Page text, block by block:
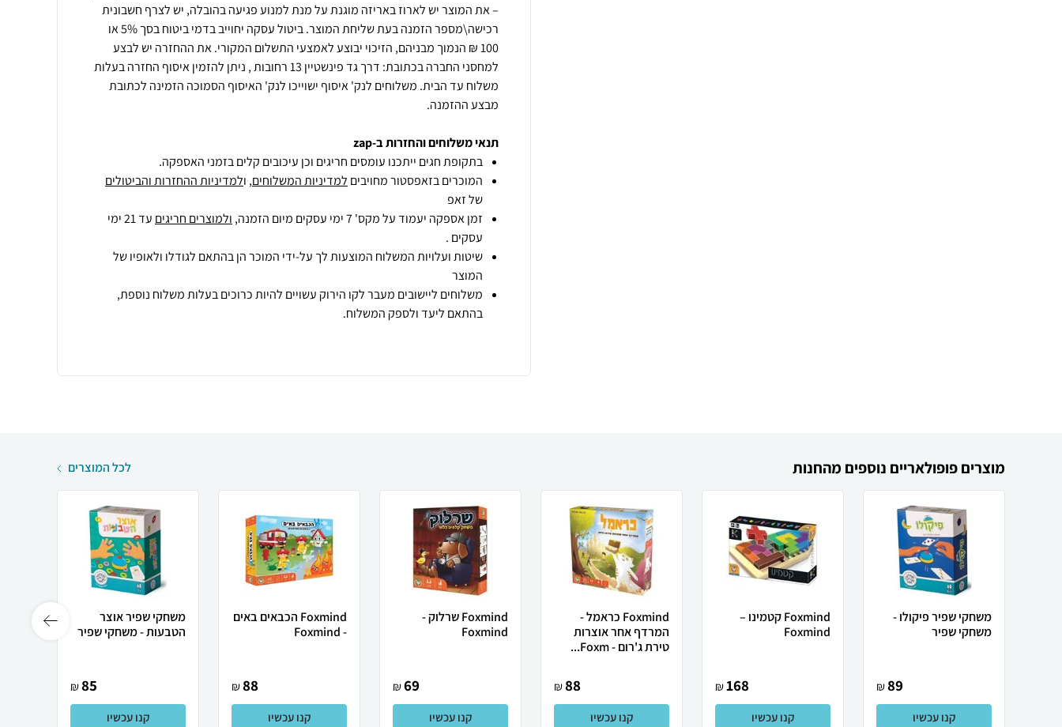
– את המוצר יש לארוז באריזה מוגנת על מנת למנוע פגיעה בהובלה, יש לצרף חשבונית
רכישה\מספר הזמנה בעת שליחת המוצר. ביטול עסקה יחוייב בדמי ביטוח בסך 5% או
100 ₪ הנמוך מבניהם, הזיכוי יבוצע לאמצעי התשלום המקורי. את ההחזרה יש לבצע
למחסני החברה בכתובת: דרך גד פינשטיין 13 רחובות , ניתן להזמין איסוף החזרה בעלות
משלוח עד הבית. משלוחים לנק' איסוף ישוייכו לנק' האיסוף הסמוכה הזמינה לכתובת
מבצע ההזמנה.
תנאי משלוחים והחזרות ב-zap
בתקופת חגים ייתכנו עומסים חריגים וכן עיכובים קלים בזמני האספקה.
המוכרים בזאפסטור מחויבים למדיניות המשלוחים, ולמדיניות ההחזרות והביטולים
של זאפ
זמן אספקה יעמוד על מקס' 7 ימי עסקים מיום הזמנה,
ולמוצרים חריגים
עד 21 ימי
עסקים .
שיטות ועלויות המשלוח המוצעות לך על-ידי המוכר הן בהתאם לגודלו ולאופיו של
המוצר
משלוחים ליישובים מעבר לקו הירוק עשויים להיות כרוכים בעלות משלוח נוספת,
בהתאם ליעד ולספק המשלוח.
מוצרים פופולאריים נוספים מהחנות לכל המוצרים
משחקי שפיר פיקולו -
משחקי שפיר
89
₪
קנו עכשיו
Foxmind קטמינו –
Foxmind
168
₪
קנו עכשיו
Foxmind כראמל -
המרדף אחר אוצרות
טירת ג'רום - Foxm...
88
₪
קנו עכשיו
Foxmind שרלוק -
Foxmind
69
₪
קנו עכשיו
Foxmind הכבאים באים
- Foxmind
88
₪
קנו עכשיו
משחקי שפיר אוצר
הטבעות - משחקי שפיר
85
₪
קנו עכשיו